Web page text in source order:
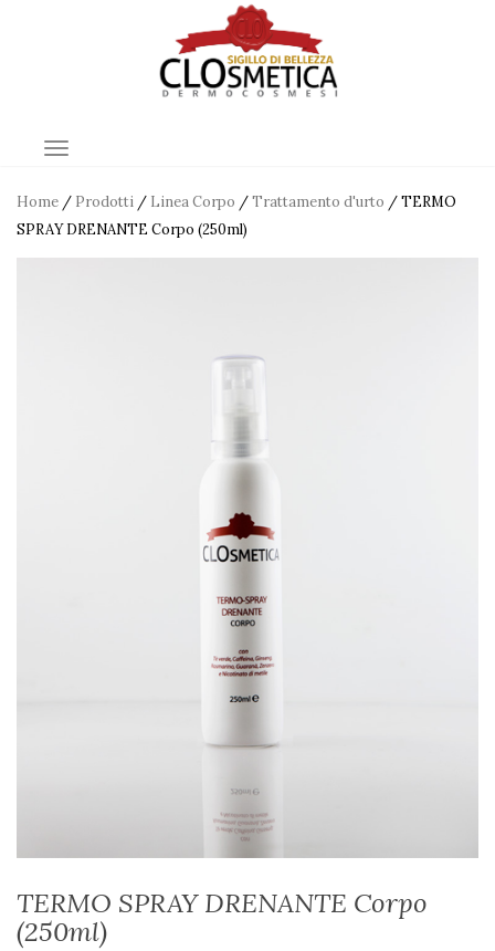
Home / Prodotti / Linea Corpo /Trattamento d'urto / TERMO
SPRAY DRENANTE Corpo (250ml)
TERMO SPRAY DRENANTE Corpo
(250ml)